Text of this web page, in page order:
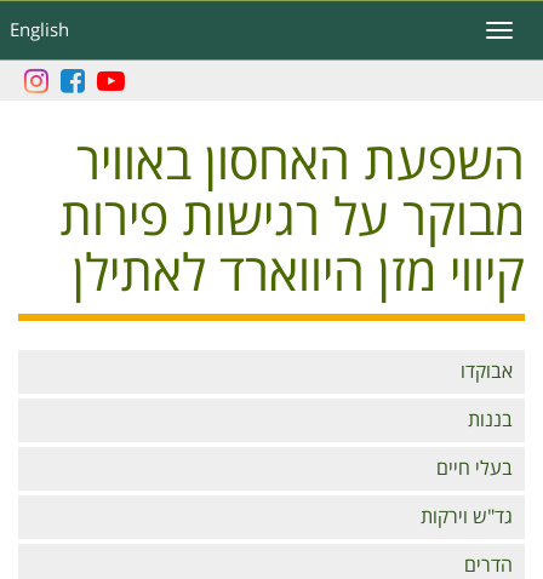
לתוכן
העיקרי
English
Toggle
navigation
השפעת האחסון באוויר
מבוקר על רגישות פירות
קיווי מזן היווארד לאתילן
Branches
אבוקדו
בננות
בעלי חיים
גד"ש וירקות
הדרים